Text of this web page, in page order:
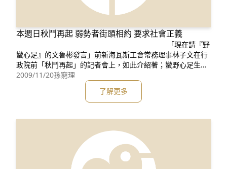
本週日秋鬥再起 弱勢者街頭相約 要求社會正義
蠻心足』的文魯彬發言」前新海瓦斯工會常務理事林子文在行
政院前「秋鬥再起」的記者會上，如此介紹著；蠻野心足生態
協會的文魯彬笑嘻嘻地拿起麥克風，指著行政院說「那是『野
蠻政府』，我們是『蠻野心足』」。 這是11/19上午，2009秋
鬥在行政院前舉行記者會的一個小插曲，好多不同領域的受壓
迫者都來了，面對「迫遷」議題的三鶯、撒烏瓦知、崁津
2009/11/20孫窮理
了解更多